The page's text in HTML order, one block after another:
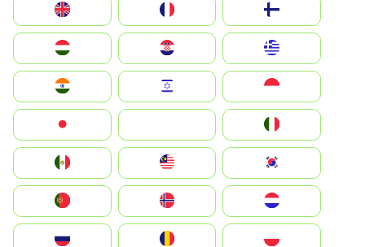
United Kingdom
Hrvatska
Magyarország
Indonesia
South Korea
Nederland
Portugal
România